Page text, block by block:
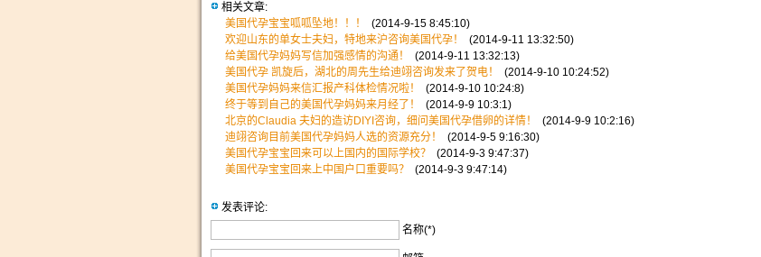
相关文章:
美国代孕宝宝呱呱坠地！！！
(2014-9-15 8:45:10)
欢迎山东的单女士夫妇，特地来沪咨询美国代孕！
(2014-9-11 13:32:50)
给美国代孕妈妈写信加强感情的沟通！
(2014-9-11 13:32:13)
美国代孕 凯旋后，湖北的周先生给迪翊咨询发来了贺电！
(2014-9-10 10:24:52)
美国代孕妈妈来信汇报产科体检情况啦！
(2014-9-10 10:24:8)
终于等到自己的美国代孕妈妈来月经了！
(2014-9-9 10:3:1)
北京的Claudia 夫妇的造访DIYI咨询，细问美国代孕借卵的详情！
(2014-9-9 10:2:16)
迪翊咨询目前美国代孕妈妈人选的资源充分！
(2014-9-5 9:16:30)
美国代孕宝宝回来可以上国内的国际学校？
(2014-9-3 9:47:37)
美国代孕宝宝回来上中国户口重要吗？
(2014-9-3 9:47:14)
发表评论:
名称(*)